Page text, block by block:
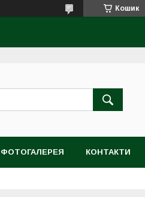
Кошик
ФОТОГАЛЕРЕЯ КОНТАКТИ